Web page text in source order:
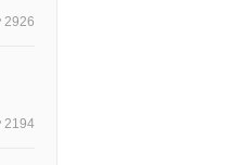
2926
2194